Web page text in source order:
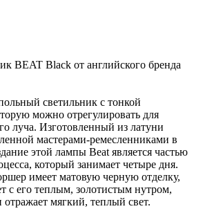
BEAT Black от английского бренда
светильник с тонкой
можно отрегулировать для
луча. Изготовленный из латуни
мастерами-ремесленниками в
этой лампы Beat является частью
который занимает четыре дня.
имеет матовую черную отделку,
с его теплым, золотистым нутром,
отражает мягкий, теплый свет.